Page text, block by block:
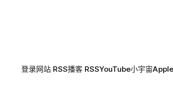
登录网站 RSS播客 RSSYouTube小宇宙